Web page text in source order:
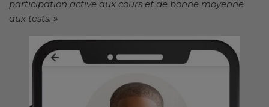
participation active aux cours et de bonne moyenne
aux tests. »